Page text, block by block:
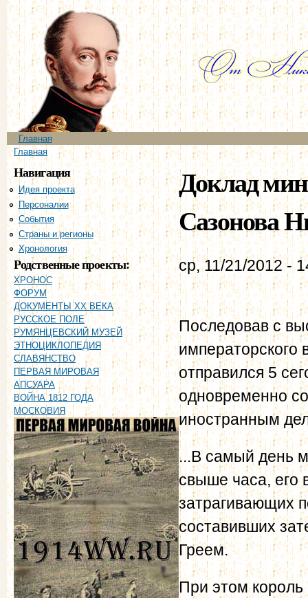
Главное меню
Главная
Вы здесь
Главная
Навигация
Идея проекта
Персоналии
События
Страны и регионы
Хронология
Родственные проекты:
ХРОНОС
ФОРУМ
ДОКУМЕНТЫ XX ВЕКА
РУССКОЕ ПОЛЕ
РУМЯНЦЕВСКИЙ МУЗЕЙ
ЭТНОЦИКЛОПЕДИЯ
СЛАВЯНСТВО
ПЕРВАЯ МИРОВАЯ
АПСУАРА
ВОЙНА 1812 ГОДА
МОСКОВИЯ
Доклад
Сазонова
ср, 11/21/2012 -
Последовав с
императорского
отправился 5
одновременно
иностранным
...В самый день
свыше часа, его
затрагивающих
составивших
Греем.
При этом